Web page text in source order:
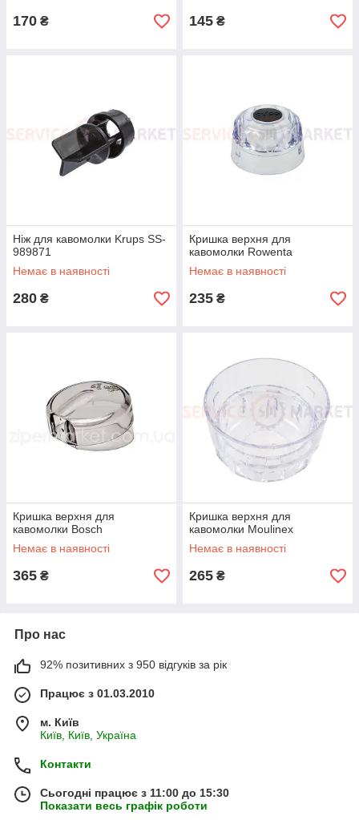
170 ₴ 145 ₴
Ніж для кавомолки Krups SS-
989871
Немає в наявності
280 ₴
Кришка верхня для
кавомолки Rowenta
Немає в наявності
235 ₴
Кришка верхня для
кавомолки Bosch
Немає в наявності
365 ₴
Кришка верхня для
кавомолки Moulinex
Немає в наявності
265 ₴
Про нас
92% позитивних з 950 відгуків за рік
Працює з 01.03.2010
м. Київ
Київ, Київ, Україна
Контакти
Сьогодні працює з 11:00 до 15:30
Показати весь графік роботи